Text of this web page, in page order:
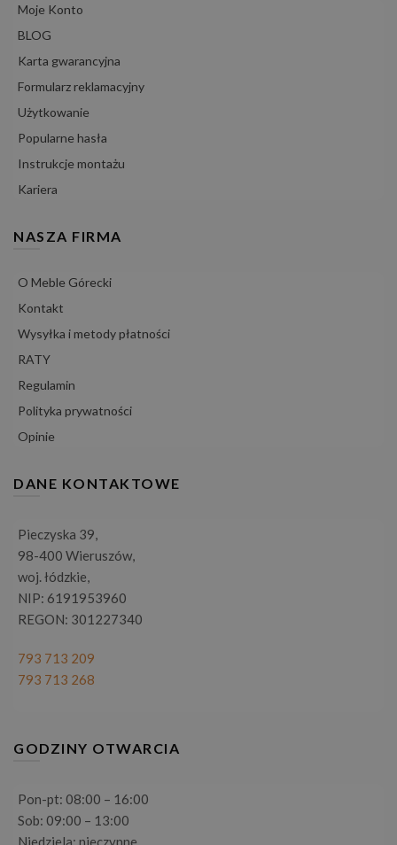
Moje Konto
BLOG
Karta gwarancyjna
Formularz reklamacyjny
Użytkowanie
Popularne hasła
Instrukcje montażu
Kariera
NASZA FIRMA
O Meble Górecki
Kontakt
Wysyłka i metody płatności
RATY
Regulamin
Polityka prywatności
Opinie
DANE KONTAKTOWE
Pieczyska 39,
98-400 Wieruszów,
woj. łódzkie,
NIP: 6191953960
REGON: 301227340
793 713 209
793 713 268
GODZINY OTWARCIA
Pon-pt: 08:00 – 16:00
Sob: 09:00 – 13:00
Niedziela: nieczynne